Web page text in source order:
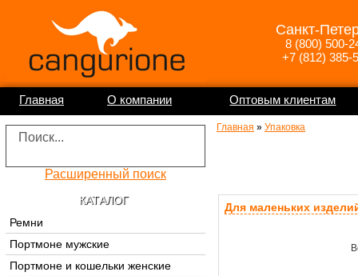
Санкт-
8 (800) 500-
+7 (812) 385-
Главная О компании Оптовым клиентам
Расширенный поиск
КАТАЛОГ
Ремни
Портмоне мужские
Портмоне и кошельки женские
Главная » Упаковка
Для маленьких